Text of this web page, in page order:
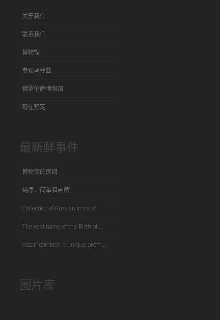
关于我们
联系我们
博物馆
参观乌菲兹
佛罗伦萨博物馆
现在预定
最新鲜事件
博物馆的房间
纯净，简单和自然
Collection of Russian icons at...
The real name of the Birth of ...
Vasari corridor: a unique prom...
图片库